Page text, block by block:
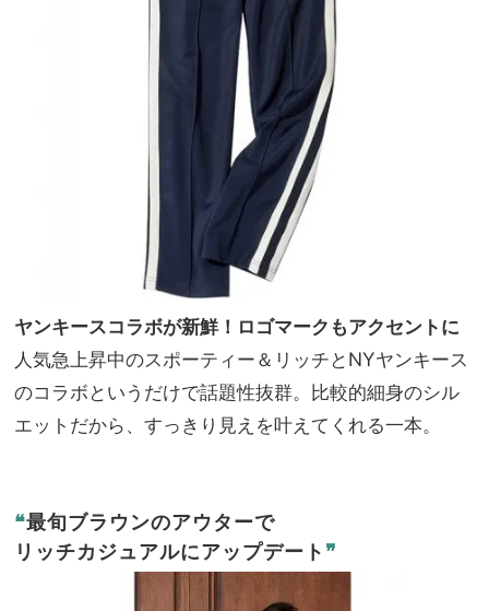
ヤンキースコラボが新鮮！ロゴマークもアクセントに
人気急上昇中のスポーティー＆リッチとNYヤンキース
のコラボというだけで話題性抜群。比較的細身のシル
エットだから、すっきり見えを叶えてくれる一本。
❝最旬ブラウンのアウターで
リッチカジュアルにアップデート ❞